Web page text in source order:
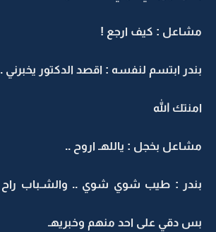
مشاعل : كيف ارجع !
بندر ابتسم لنفسه : اقصد الدكتور يخبرني
امنتك الله
مشاعل بخجل : ياللهـ اروح ..
بندر : طيب شوي شوي .. والشـباب راح
بس دقي على احد منهم وخبريهـ